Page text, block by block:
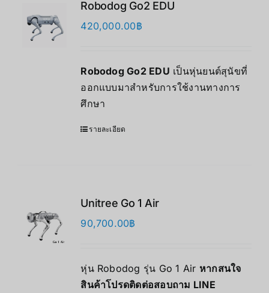
Robodog Go2 EDU
420,000.00฿
Robodog Go2 EDU เป็นหุ่นยนต์สุนัขที่
ออกแบบมาสำหรับการใช้งานทางการ
ศึกษา
รายละเอียด
Unitree Go 1 Air
90,700.00฿
หุ่น Robodog รุ่น Go 1 Air หากสนใจ
สินค้าโปรดติดต่อสอบถาม LINE